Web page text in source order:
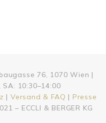
76, 1070 Wien |
SA: 10:30–14:00
| Versand & FAQ | Presse
– ECCLI & BERGER KG